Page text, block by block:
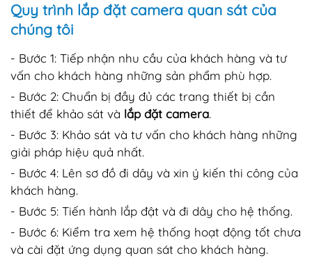
Quy trình lắp đặt camera quan sát của
chúng tôi
- Bước 1: Tiếp nhận nhu cầu của khách hàng và tư
vấn cho khách hàng những sản phẩm phù hợp.
- Bước 2: Chuẩn bị đầy đủ các trang thiết bị cần
thiết để khảo sát và lắp đặt camera.
- Bước 3: Khảo sát và tư vấn cho khách hàng những
giải pháp hiệu quả nhất.
- Bước 4: Lên sơ đồ đi dây và xin ý kiến thi công của
khách hàng.
- Bước 5: Tiến hành lắp đật và đi dây cho hệ thống.
- Bước 6: Kiểm tra xem hệ thống hoạt động tốt chưa
và cài đặt ứng dụng quan sát cho khách hàng.